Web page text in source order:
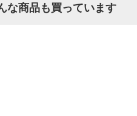
な商品も買っています